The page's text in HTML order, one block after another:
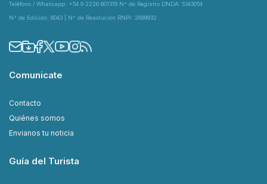
Teléfono / Whatsapp: +54 9 2226 601319 N° de Registro DNDA: 5343054
N° de Edición: 6043 | N° de Resolución RNPI: 2699932
Comunicate
Contacto
Quiénes somos
Envianos tu noticia
Guía del Turista